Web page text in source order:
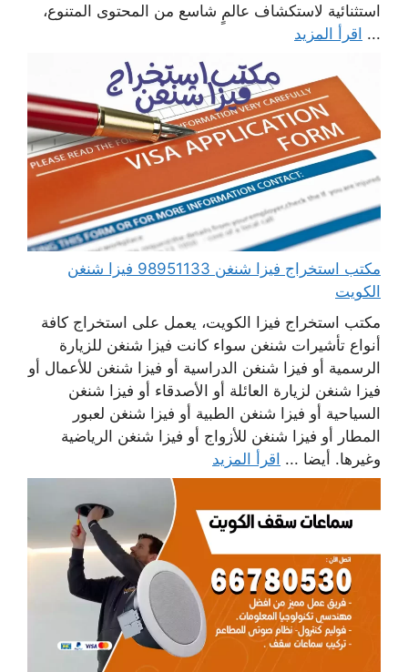
استثنائية لاستكشاف عالمٍ شاسع من المحتوى المتنوع،
... اقرأ المزيد
مكتب استخراج فيزا شنغن 98951133 فيزا شنغن
الكويت
مكتب استخراج فيزا الكويت، يعمل على استخراج كافة
أنواع تأشيرات شنغن سواء كانت فيزا شنغن للزيارة
الرسمية أو فيزا شنغن الدراسية أو فيزا شنغن للأعمال أو
فيزا شنغن لزيارة العائلة أو الأصدقاء أو فيزا شنغن
السياحية أو فيزا شنغن الطبية أو فيزا شنغن لعبور
المطار أو فيزا شنغن للأزواج أو فيزا شنغن الرياضية
وغيرها. أيضا ... اقرأ المزيد